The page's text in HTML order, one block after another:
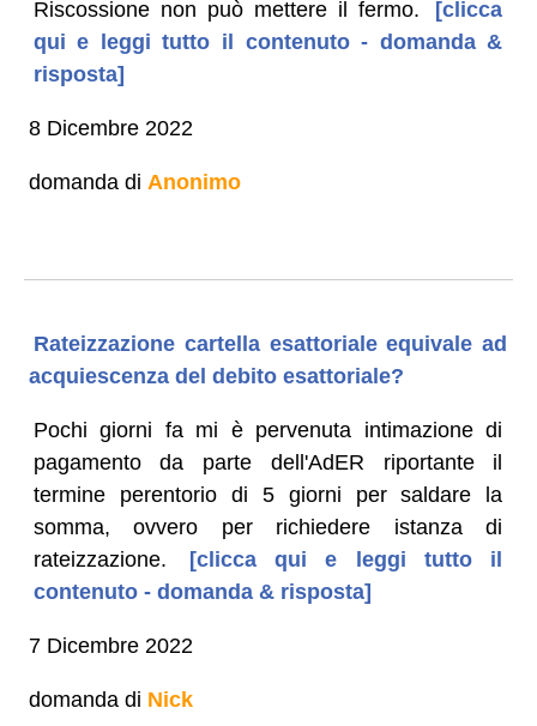
Riscossione non può mettere il fermo.
[clicca
qui e leggi tutto il contenuto - domanda &
risposta]
8 Dicembre 2022
domanda di Anonimo
Rateizzazione cartella esattoriale equivale ad
acquiescenza del debito esattoriale?
Pochi giorni fa mi è pervenuta intimazione di
pagamento da parte dell'AdER riportante il
termine perentorio di 5 giorni per saldare la
somma, ovvero per richiedere istanza di
rateizzazione.
[clicca qui e leggi tutto il
contenuto - domanda & risposta]
7 Dicembre 2022
domanda di Nick